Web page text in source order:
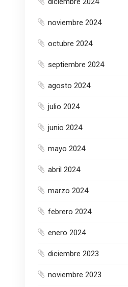
noviembre 2024
octubre 2024
septiembre 2024
agosto 2024
julio 2024
junio 2024
mayo 2024
abril 2024
marzo 2024
febrero 2024
enero 2024
diciembre 2023
noviembre 2023